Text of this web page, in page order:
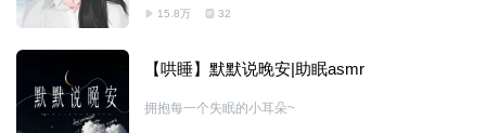
刍 #睡眠焦虑 #深度睡眠# 挑战20分钟入睡# 愿你在风景
15.8万 32
【哄睡】默默说晚安|助眠asmr
拥抱每一个失眠的小耳朵~